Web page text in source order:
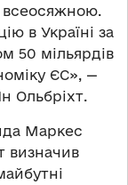
всеосяжною.
в Україні за
50 мільярдів
ЄС», —
Ольбріхт.
Маркес
визначив